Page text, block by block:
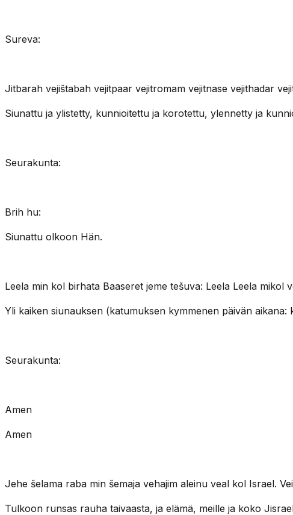
Sureva:
Jitbarah vejištabah vejitpaar vejitromam vejitnase vejithadar
Siunattu ja ylistetty, kunnioitettu ja korotettu, ylennetty ja
Seurakunta:
Brih hu:
Siunattu olkoon Hän.
Leela min kol birhata Baaseret jeme tešuva: Leela Leela
Yli kaiken siunauksen (katumuksen kymmenen päivän
Seurakunta:
Amen
Amen
Jehe šelama raba min šemaja vehajim aleinu veal kol Israel.
Tulkoon runsas rauha taivaasta, ja elämä, meille ja koko